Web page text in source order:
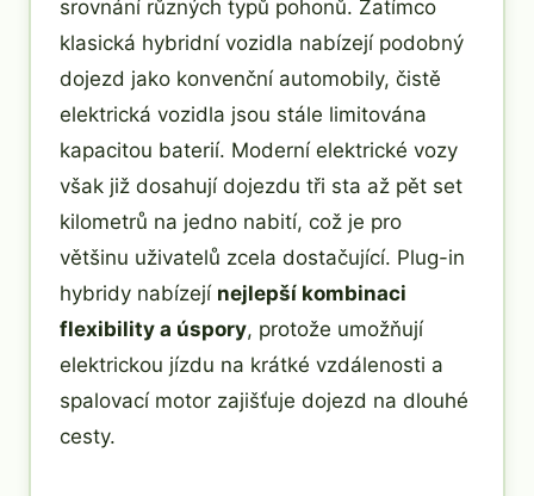
srovnání různých typů pohonů. Zatímco
klasická hybridní vozidla nabízejí podobný
dojezd jako konvenční automobily, čistě
elektrická vozidla jsou stále limitována
kapacitou baterií. Moderní elektrické vozy
však již dosahují dojezdu tři sta až pět set
kilometrů na jedno nabití, což je pro
většinu uživatelů zcela dostačující. Plug-in
hybridy nabízejí nejlepší kombinaci
flexibility a úspory, protože umožňují
elektrickou jízdu na krátké vzdálenosti a
spalovací motor zajišťuje dojezd na dlouhé
cesty.